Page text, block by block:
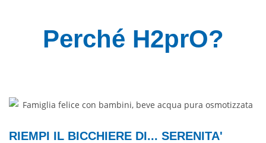
Perché H2prO?
RIEMPI IL BICCHIERE DI... SERENITA'